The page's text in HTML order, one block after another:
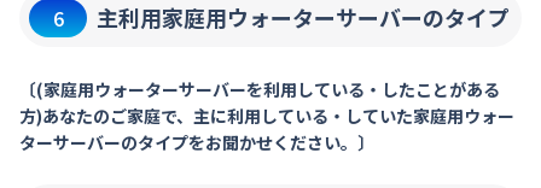
6 主利用家庭用ウォーターサーバーのタイプ
〔(家庭用ウォーターサーバーを利用している・したことがある
方)あなたのご家庭で、主に利用している・していた家庭用ウォー
ターサーバーのタイプをお聞かせください。〕